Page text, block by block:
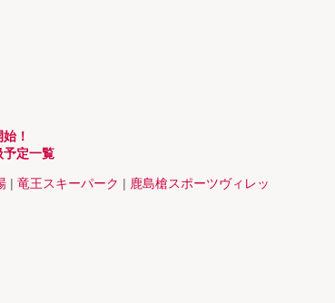
！
予定一覧
| 竜王スキーパーク | 鹿島槍スポーツヴィレッ